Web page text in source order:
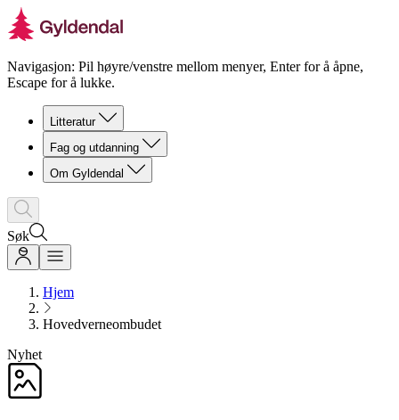
Navigasjon: Pil høyre/venstre mellom menyer, Enter for å åpne,
Escape for å lukke.
Litteratur
Fag og utdanning
Om Gyldendal
Søk
Hjem
Hovedverneombudet
Nyhet